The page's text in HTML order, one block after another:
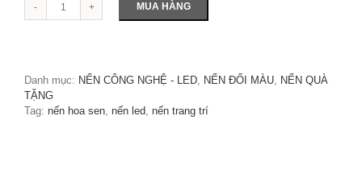
Số
MUA HÀNG
Danh mục: NẾN CÔNG NGHỆ - LED, NẾN ĐỔI MÀU, NẾN QUÀ
TẶNG
Tag: nến hoa sen, nến led, nến trang trí